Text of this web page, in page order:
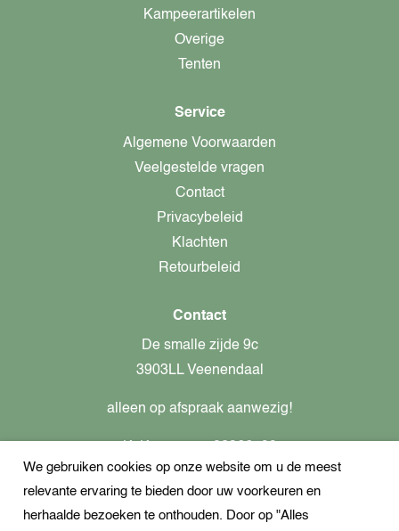
Kampeerartikelen
Overige
Tenten
Service
Algemene Voorwaarden
Veelgestelde vragen
Contact
Privacybeleid
Klachten
Retourbeleid
Contact
De smalle zijde 9c
3903LL Veenendaal
alleen op afspraak aanwezig!
Btw-nummer: nl862437301B01
+31621944547
We gebruiken cookies op onze website om u de meest
relevante ervaring te bieden door uw voorkeuren en
herhaalde bezoeken te onthouden. Door op "Alles